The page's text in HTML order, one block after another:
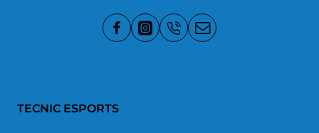
TECNIC ESPORTS